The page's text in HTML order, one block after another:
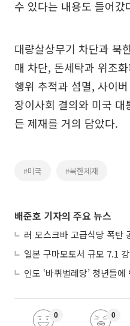
수 있다는 내용도 들어갔
대량살상무기 차단과 북
매 차단, 돈세탁과 위조
행위 추적과 섬멸, 사이
장이사회 결의와 미국
든 제재를 거의 담았다.
#미국 #북한제재
배준호 기자의 주요 뉴스
일본 구마모토서 규모 7.1
0 0